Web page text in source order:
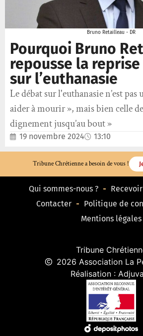
Bruno Retailleau - DR
Pourquoi Bruno
repousse la
sur l’euthanasie
Le débat sur l'euthanasie n’est pas
aider à mourir », mais bien celle
dignement jusqu’au bout »
19 novembre 2024 13:10
Tribune Chrétienne a besoin de vous !
Qui sommes-nous ?
Contacter
Politique de
Mentions légales
Tribune
2026 Association La
Réalisation :